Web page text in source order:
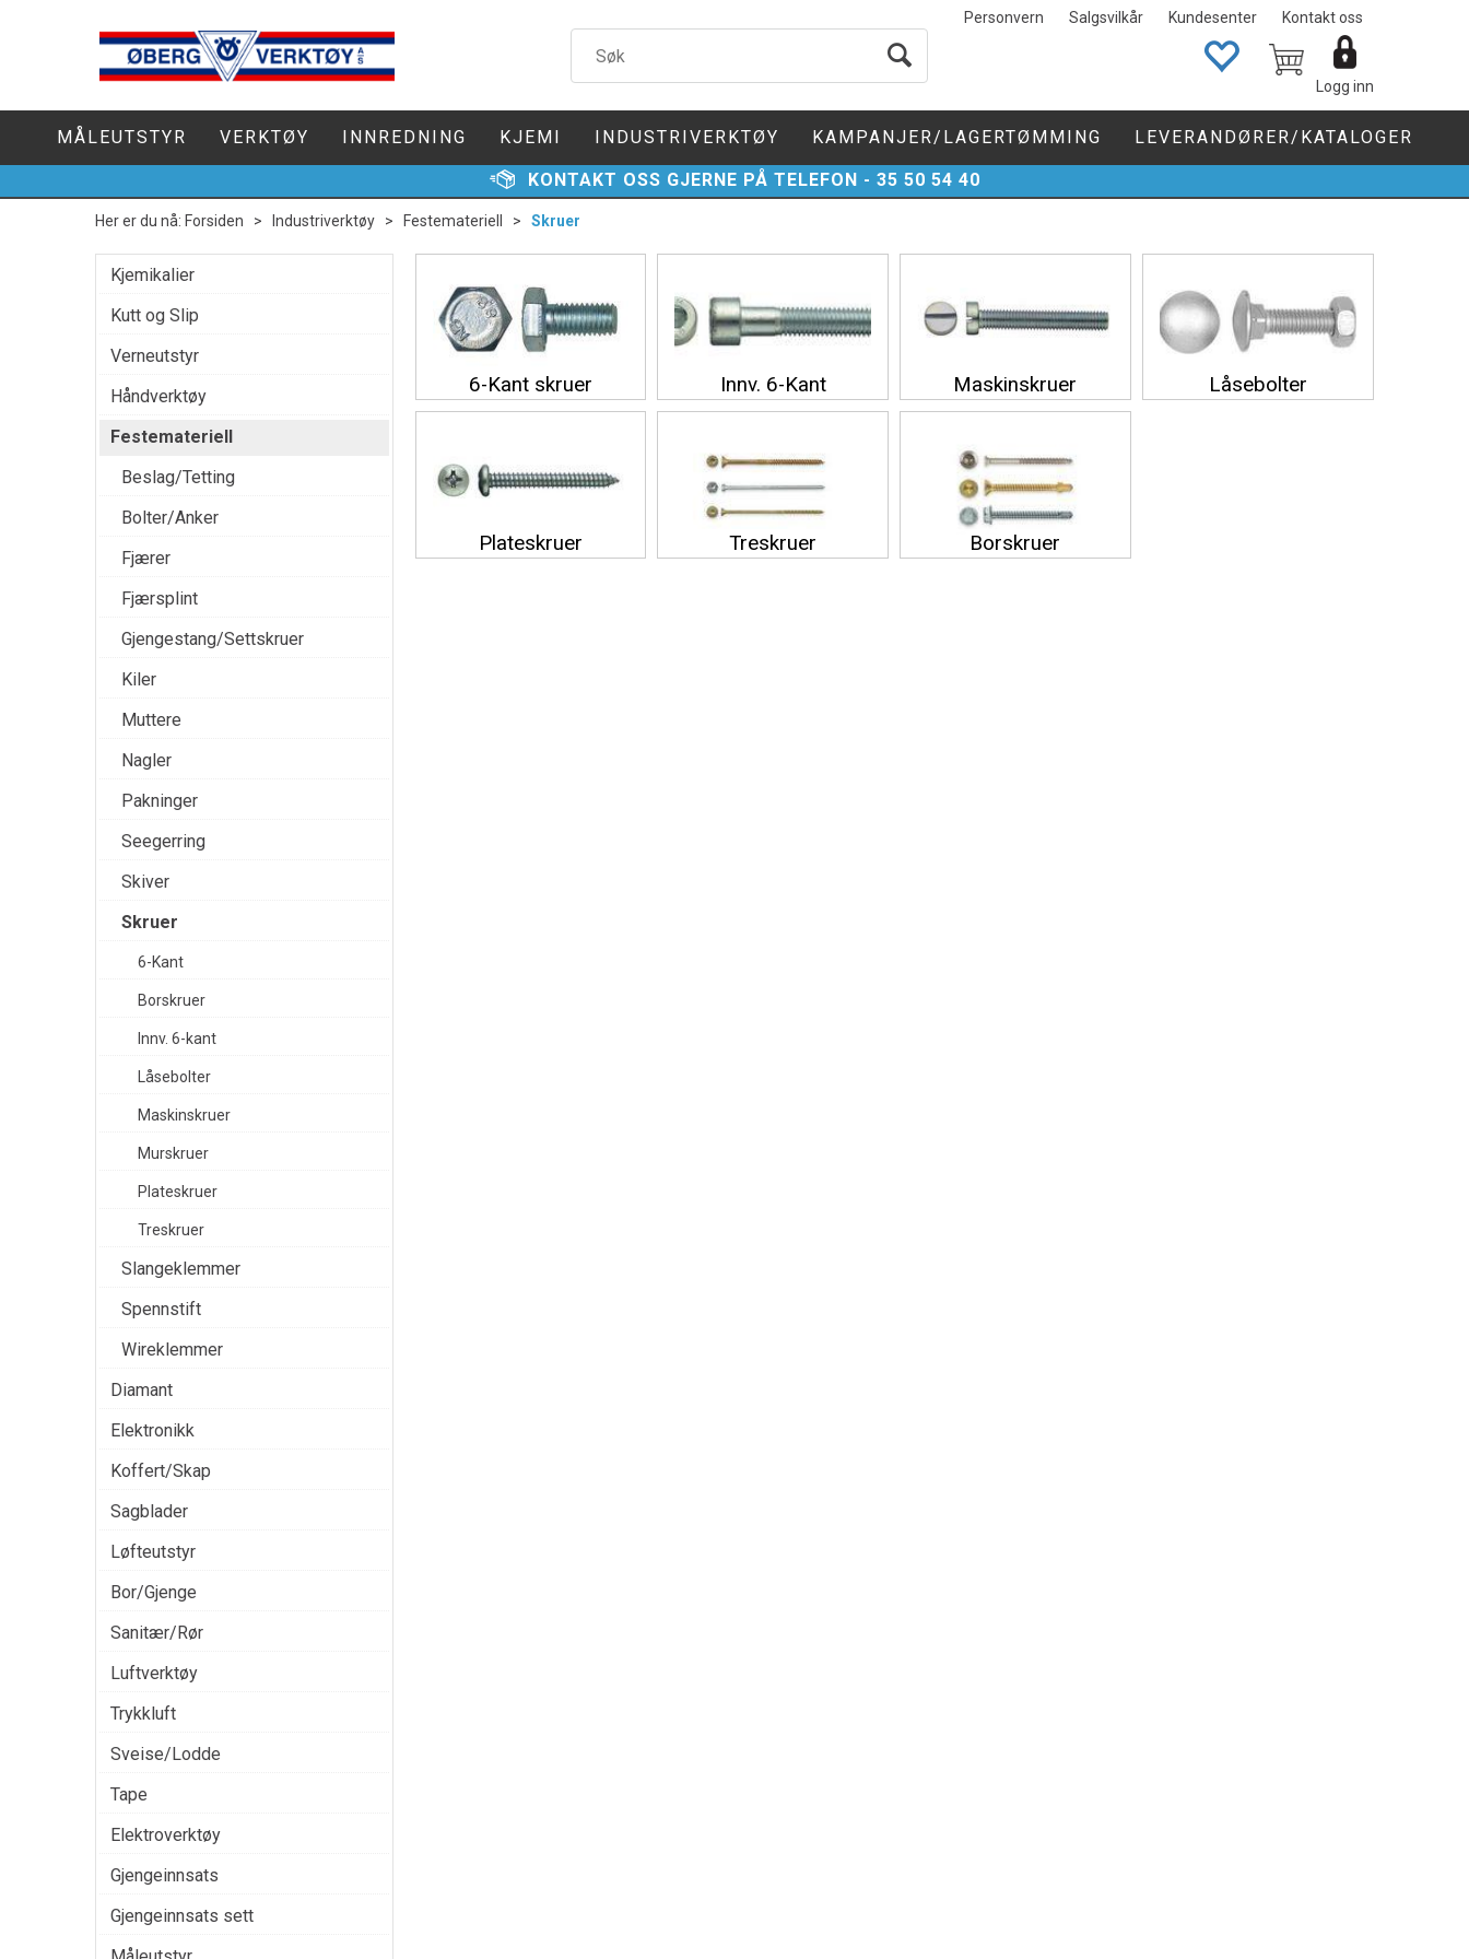
Personvern Salgsvilkår Kundesenter Kontakt oss
Logg inn
MÅLEUTSTYR VERKTØY INNREDNING KJEMI INDUSTRIVERKTØY KAMPANJER/LAGERTØMMING LEVERANDØRER/KATALOGER
KONTAKT OSS GJERNE PÅ TELEFON - 35 50 54 40
Her er du nå: Forsiden > Industriverktøy > Festemateriell > Skruer
Kjemikalier
Kutt og Slip
Verneutstyr
Håndverktøy
Festemateriell
Beslag/Tetting
Bolter/Anker
Fjærer
Fjærsplint
Gjengestang/Settskruer
Kiler
Muttere
Nagler
Pakninger
Seegerring
Skiver
Skruer
6-Kant
Borskruer
Innv. 6-kant
Låsebolter
Maskinskruer
Murskruer
Plateskruer
Treskruer
Slangeklemmer
Spennstift
Wireklemmer
Diamant
Elektronikk
Koffert/Skap
Sagblader
Løfteutstyr
Bor/Gjenge
Sanitær/Rør
Luftverktøy
Trykkluft
Sveise/Lodde
Tape
Elektroverktøy
Gjengeinnsats
Gjengeinnsats sett
6-Kant skruer Innv. 6-Kant Maskinskruer Låsebolter
Plateskruer Treskruer Borskruer